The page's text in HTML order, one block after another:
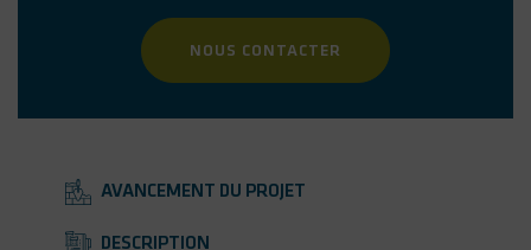
NOUS CONTACTER
AVANCEMENT DU PROJET
DESCRIPTION